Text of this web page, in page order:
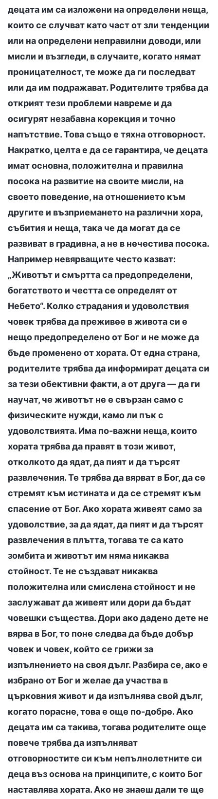
децата им са изложени на определени неща,
които се случват като част от зли тенденции
или на определени неправилни доводи, или
мисли и възгледи, в случаите, когато нямат
проницателност, те може да ги последват
или да им подражават. Родителите трябва да
открият тези проблеми навреме и да
осигурят незабавна корекция и точно
напътствие. Това също е тяхна отговорност.
Накратко, целта е да се гарантира, че децата
имат основна, положителна и правилна
посока на развитие на своите мисли, на
своето поведение, на отношението към
другите и възприемането на различни хора,
събития и неща, така че да могат да се
развиват в градивна, а не в нечестива посока.
Например невярващите често казват:
„Животът и смъртта са предопределени,
богатството и честта се определят от
Небето“. Колко страдания и удоволствия
човек трябва да преживее в живота си е
нещо предопределено от Бог и не може да
бъде променено от хората. От една страна,
родителите трябва да информират децата си
за тези обективни факти, а от друга — да ги
научат, че животът не е свързан само с
физическите нужди, камо ли пък с
удоволствията. Има по-важни неща, които
хората трябва да правят в този живот,
отколкото да ядат, да пият и да търсят
развлечения. Те трябва да вярват в Бог, да се
стремят към истината и да се стремят към
спасение от Бог. Ако хората живеят само за
удоволствие, за да ядат, да пият и да търсят
развлечения в плътта, тогава те са като
зомбита и животът им няма никаква
стойност. Те не създават никаква
положителна или смислена стойност и не
заслужават да живеят или дори да бъдат
човешки същества. Дори ако дадено дете не
вярва в Бог, то поне следва да бъде добър
човек и човек, който се грижи за
изпълнението на своя дълг. Разбира се, ако е
избрано от Бог и желае да участва в
църковния живот и да изпълнява свой дълг,
когато порасне, това е още по-добре. Ако
децата им са такива, тогава родителите още
повече трябва да изпълняват
отговорностите си към непълнолетните си
деца въз основа на принципите, с които Бог
наставлява хората. Ако не знаеш дали те ще